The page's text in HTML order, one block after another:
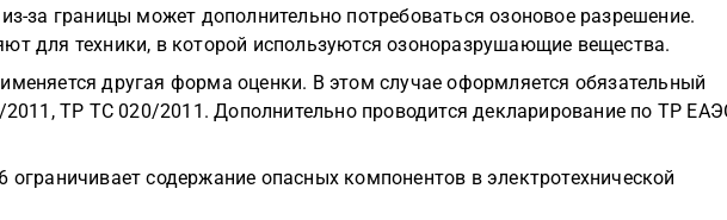
за границы может дополнительно потребоваться озоновое разрешение.
для техники, в которой используются озоноразрушающие вещества.
другая форма оценки. В этом случае оформляется обязательный
ТР ТС 020/2011. Дополнительно проводится декларирование по ТР
содержание опасных компонентов в электротехнической